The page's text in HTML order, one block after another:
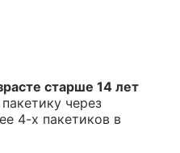
старше 14 лет
через
4-х пакетиков в